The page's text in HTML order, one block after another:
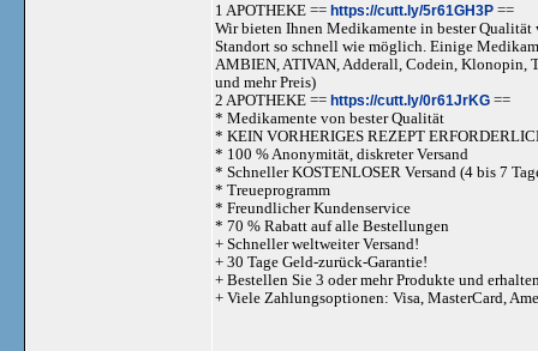
1 APOTHEKE == https://cutt.ly/5r61GH3P ==
Wir bieten Ihnen Medikamente in bester
Standort so schnell wie möglich. Einige
AMBIEN, ATIVAN, Adderall, Codein, Klonopin,
und mehr Preis)
2 APOTHEKE == https://cutt.ly/0r61JrKG ==
* Medikamente von bester Qualität
* KEIN VORHERIGES REZEPT
* 100 % Anonymität, diskreter Versand
* Schneller KOSTENLOSER Versand (4 bis 7
* Treueprogramm
* Freundlicher Kundenservice
* 70 % Rabatt auf alle Bestellungen
+ Schneller weltweiter Versand!
+ 30 Tage Geld-zurück-Garantie!
+ Bestellen Sie 3 oder mehr Produkte und
+ Viele Zahlungsoptionen: Visa, MasterCard,